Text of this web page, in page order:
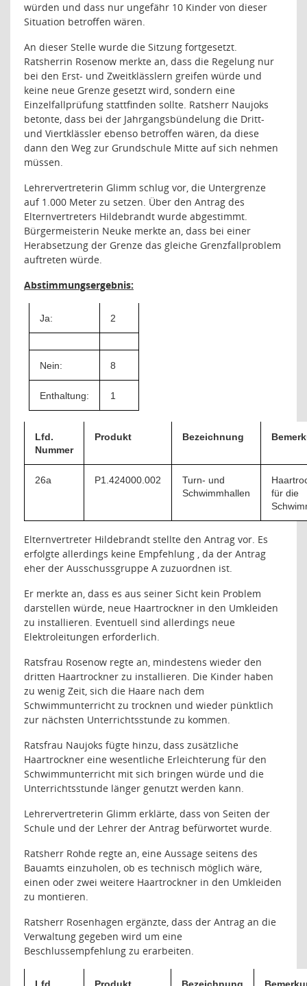
würden und dass nur ungefähr 10 Kinder von dieser
Situation betroffen wären.
An dieser Stelle wurde die Sitzung fortgesetzt.
Ratsherrin Rosenow merkte an, dass die Regelung nur
bei den Erst- und Zweitklässlern greifen würde und
keine neue Grenze gesetzt wird, sondern eine
Einzelfallprüfung stattfinden sollte. Ratsherr Naujoks
betonte, dass bei der Jahrgangsbündelung die Dritt-
und Viertklässler ebenso betroffen wären, da diese
dann den Weg zur Grundschule Mitte auf sich nehmen
müssen.
Lehrervertreterin Glimm schlug vor, die Untergrenze
auf 1.000 Meter zu setzen. Über den Antrag des
Elternvertreters Hildebrandt wurde abgestimmt.
Bürgermeisterin Neuke merkte an, dass bei einer
Herabsetzung der Grenze das gleiche Grenzfallproblem
auftreten würde.
Abstimmungsergebnis:
Ja: 2
Nein: 8
Enthaltung: 1
Lfd.
Nummer
Produkt Bezeichnung
26a P1.424000.002
Turn- und
Schwimmhallen
für die
Elternvertreter Hildebrandt stellte den Antrag vor. Es
erfolgte allerdings keine Empfehlung , da der Antrag
eher der Ausschussgruppe A zuzuordnen ist.
Er merkte an, dass es aus seiner Sicht kein Problem
darstellen würde, neue Haartrockner in den Umkleiden
zu installieren. Eventuell sind allerdings neue
Elektroleitungen erforderlich.
Ratsfrau Rosenow regte an, mindestens wieder den
dritten Haartrockner zu installieren. Die Kinder haben
zu wenig Zeit, sich die Haare nach dem
Schwimmunterricht zu trocknen und wieder pünktlich
zur nächsten Unterrichtsstunde zu kommen.
Ratsfrau Naujoks fügte hinzu, dass zusätzliche
Haartrockner eine wesentliche Erleichterung für den
Schwimmunterricht mit sich bringen würde und die
Unterrichtsstunde länger genutzt werden kann.
Lehrervertreterin Glimm erklärte, dass von Seiten der
Schule und der Lehrer der Antrag befürwortet wurde.
Ratsherr Rohde regte an, eine Aussage seitens des
Bauamts einzuholen, ob es technisch möglich wäre,
einen oder zwei weitere Haartrockner in den Umkleiden
zu montieren.
Ratsherr Rosenhagen ergänzte, dass der Antrag an die
Verwaltung gegeben wird um eine
Beschlussempfehlung zu erarbeiten.